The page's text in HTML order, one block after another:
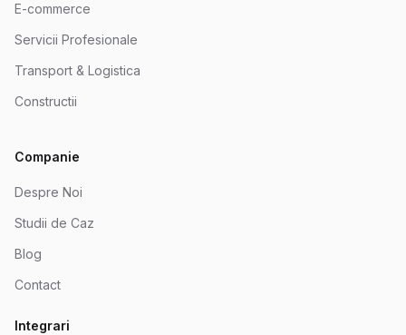
E-commerce
Servicii Profesionale
Transport & Logistica
Constructii
Companie
Despre Noi
Studii de Caz
Blog
Contact
Integrari